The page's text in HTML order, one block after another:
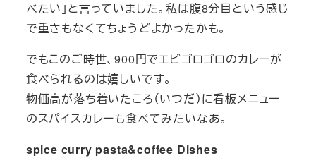
べたい」と言っていました。私は腹8分目という感じ
で重さもなくてちょうどよかったかも。
でもこのご時世、900円でエビゴロゴロのカレーが
食べられるのは嬉しいです。
物価高が落ち着いたころ（いつだ）に看板メニュー
のスパイスカレーも食べてみたいなあ。
spice curry pasta&coffee Dishes